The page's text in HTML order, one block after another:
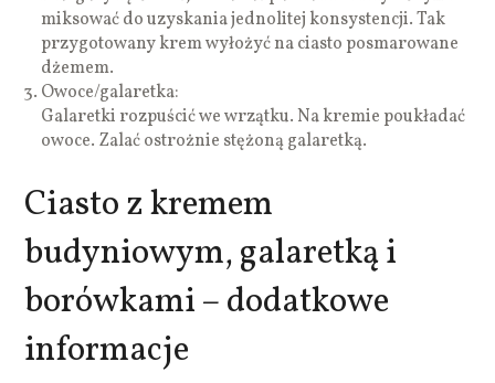
miksować do uzyskania jednolitej konsystencji. Tak
przygotowany krem wyłożyć na ciasto posmarowane
dżemem.
Owoce/galaretka:
Galaretki rozpuścić we wrzątku. Na kremie poukładać
owoce. Zalać ostrożnie stężoną galaretką.
Ciasto z kremem
budyniowym, galaretką i
borówkami – dodatkowe
informacje